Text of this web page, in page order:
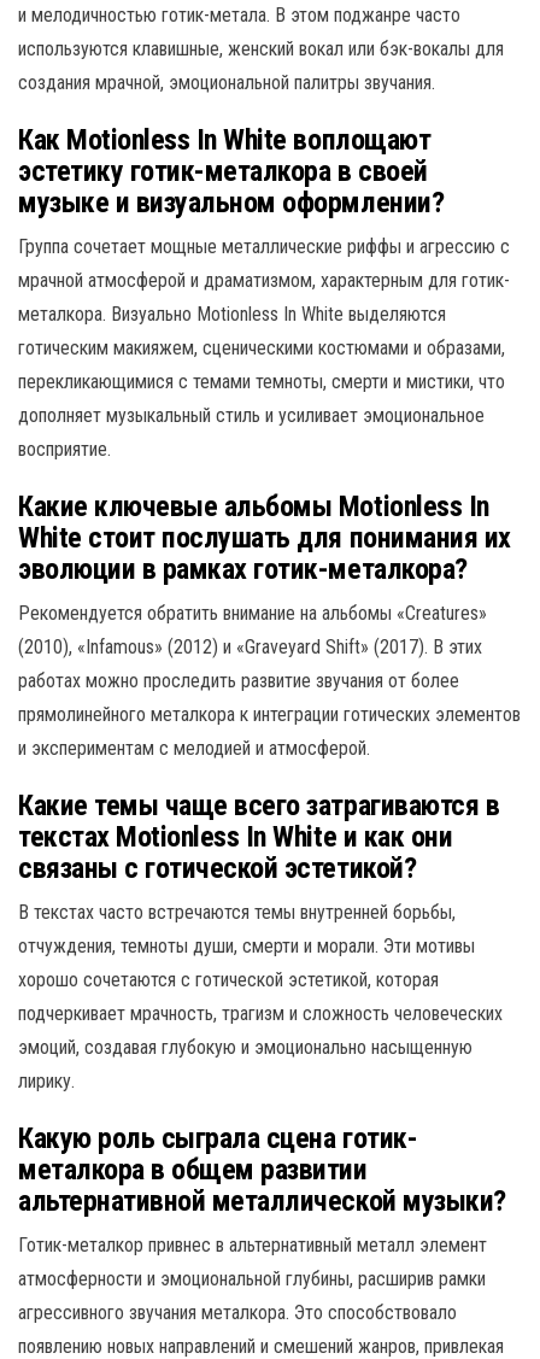
и мелодичностью готик-метала. В этом поджанре часто
используются клавишные, женский вокал или бэк-вокалы для
создания мрачной, эмоциональной палитры звучания.
Как Motionless In White воплощают
эстетику готик-металкора в своей
музыке и визуальном оформлении?
Группа сочетает мощные металлические риффы и агрессию с
мрачной атмосферой и драматизмом, характерным для готик-
металкора. Визуально Motionless In White выделяются
готическим макияжем, сценическими костюмами и образами,
перекликающимися с темами темноты, смерти и мистики, что
дополняет музыкальный стиль и усиливает эмоциональное
восприятие.
Какие ключевые альбомы Motionless In
White стоит послушать для понимания их
эволюции в рамках готик-металкора?
Рекомендуется обратить внимание на альбомы «Creatures»
(2010), «Infamous» (2012) и «Graveyard Shift» (2017). В этих
работах можно проследить развитие звучания от более
прямолинейного металкора к интеграции готических элементов
и экспериментам с мелодией и атмосферой.
Какие темы чаще всего затрагиваются в
текстах Motionless In White и как они
связаны с готической эстетикой?
В текстах часто встречаются темы внутренней борьбы,
отчуждения, темноты души, смерти и морали. Эти мотивы
хорошо сочетаются с готической эстетикой, которая
подчеркивает мрачность, трагизм и сложность человеческих
эмоций, создавая глубокую и эмоционально насыщенную
лирику.
Какую роль сыграла сцена готик-
металкора в общем развитии
альтернативной металлической музыки?
Готик-металкор привнес в альтернативный металл элемент
атмосферности и эмоциональной глубины, расширив рамки
агрессивного звучания металкора. Это способствовало
появлению новых направлений и смешений жанров, привлекая